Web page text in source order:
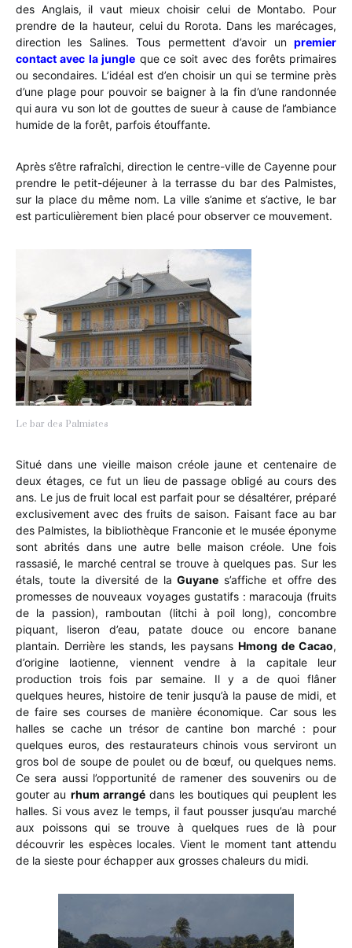
des Anglais, il vaut mieux choisir celui de Montabo. Pour
prendre de la hauteur, celui du Rorota. Dans les marécages,
direction les Salines. Tous permettent d’avoir un premier
contact avec la jungle que ce soit avec des forêts primaires
ou secondaires. L’idéal est d’en choisir un qui se termine près
d’une plage pour pouvoir se baigner à la fin d’une randonnée
qui aura vu son lot de gouttes de sueur à cause de l’ambiance
humide de la forêt, parfois étouffante.
Après s’être rafraîchi, direction le centre-ville de Cayenne pour
prendre le petit-déjeuner à la terrasse du bar des Palmistes,
sur la place du même nom. La ville s’anime et s’active, le bar
est particulièrement bien placé pour observer ce mouvement.
Le bar des Palmistes
Situé dans une vieille maison créole jaune et centenaire de
deux étages, ce fut un lieu de passage obligé au cours des
ans. Le jus de fruit local est parfait pour se désaltérer, préparé
exclusivement avec des fruits de saison. Faisant face au bar
des Palmistes, la bibliothèque Franconie et le musée éponyme
sont abrités dans une autre belle maison créole. Une fois
rassasié, le marché central se trouve à quelques pas. Sur les
étals, toute la diversité de laGuyane s’affiche et offre des
promesses de nouveaux voyages gustatifs : maracouja (fruits
de la passion), ramboutan (litchi à poil long), concombre
piquant, liseron d’eau, patate douce ou encore banane
plantain. Derrière les stands, les paysans Hmong de Cacao,
d’origine laotienne, viennent vendre à la capitale leur
production trois fois par semaine. Il y a de quoi flâner
quelques heures, histoire de tenir jusqu’à la pause de midi, et
de faire ses courses de manière économique. Car sous les
halles se cache un trésor de cantine bon marché : pour
quelques euros, des restaurateurs chinois vous serviront un
gros bol de soupe de poulet ou de bœuf, ou quelques nems.
Ce sera aussi l’opportunité de ramener des souvenirs ou de
gouter au rhum arrangé dans les boutiques qui peuplent les
halles. Si vous avez le temps, il faut pousser jusqu’au marché
aux poissons qui se trouve à quelques rues de là pour
découvrir les espèces locales. Vient le moment tant attendu
de la sieste pour échapper aux grosses chaleurs du midi.